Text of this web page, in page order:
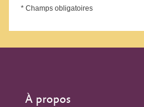
* Champs obligatoires
À propos